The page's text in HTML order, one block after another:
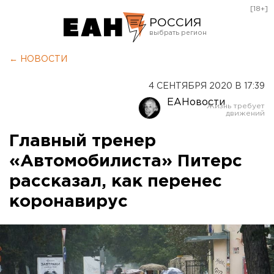
РОССИЯ
Оренбург
[18+]
← НОВОСТИ
4 СЕНТЯБРЯ 2020 В 17:39
ЕАНовости
Главный тренер
«Автомобилиста» Питерс
рассказал, как перенес
коронавирус